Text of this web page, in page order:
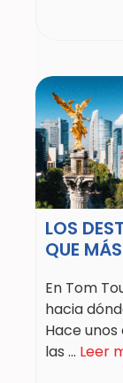
LOS
QUE
En Tom
hacia
Hace
las ... Leer